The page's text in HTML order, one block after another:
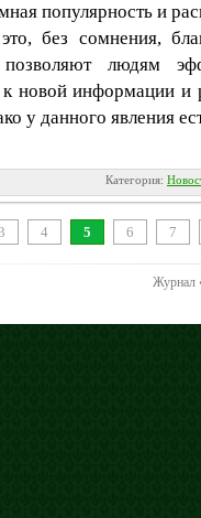
популярность и
без сомнения,
людям
новой информации и
у данного явления
Категория:
4 5 6 7
Журнал